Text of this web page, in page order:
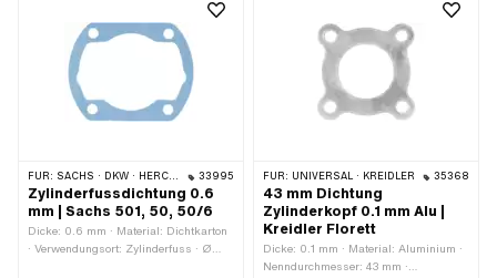
FÜR: SACHS · DKW · HERCULES · KTM · RIXE 33995
Zylinderfussdichtung 0.6
mm | Sachs 501, 50, 50/6
Dicke: 0.6 mm · Material: Dichtkarton
· Verwendungsort: Zylinderfuss · Ø
FÜR: UNIVERSAL · KREIDLER 35368
43 mm Dichtung
Zylinderkopf 0.1 mm Alu |
Kreidler Florett
Dicke: 0.1 mm · Material: Aluminium ·
Nenndurchmesser: 43 mm ·